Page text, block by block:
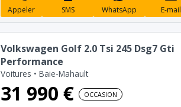
Appeler SMS WhatsApp E-mail
Volkswagen Golf 2.0 Tsi 245 Dsg7 Gti
Performance
Voitures • Baie-Mahault
31 990 € OCCASION